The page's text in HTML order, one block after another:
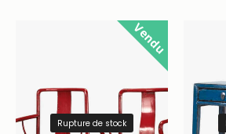
Vendu
Rupture de stock